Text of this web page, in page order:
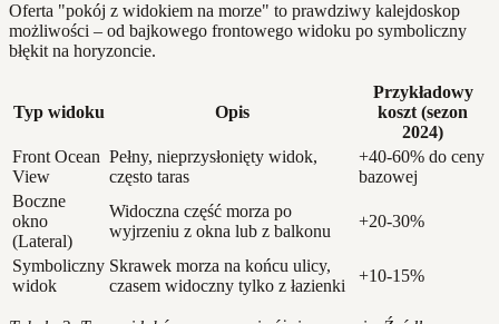
Oferta "pokój z widokiem na morze" to prawdziwy kalejdoskop
możliwości – od bajkowego frontowego widoku po symboliczny
błękit na horyzoncie.
Typ widoku Opis
Przykładowy
koszt (sezon
2024)
Front Ocean
View
Pełny, nieprzysłonięty widok,
często taras
+40-60% do ceny
bazowej
Boczne
okno
(Lateral)
Widoczna część morza po
wyjrzeniu z okna lub z balkonu
+20-30%
Symboliczny
widok
Skrawek morza na końcu ulicy,
czasem widoczny tylko z łazienki
+10-15%